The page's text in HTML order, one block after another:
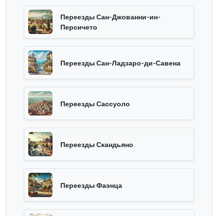
Переезды Сан-Джованни-ин-
Персичето
Переезды Сан-Ладзаро-ди-Савена
Переезды Сассуоло
Переезды Скандьяно
Переезды Фаэнца